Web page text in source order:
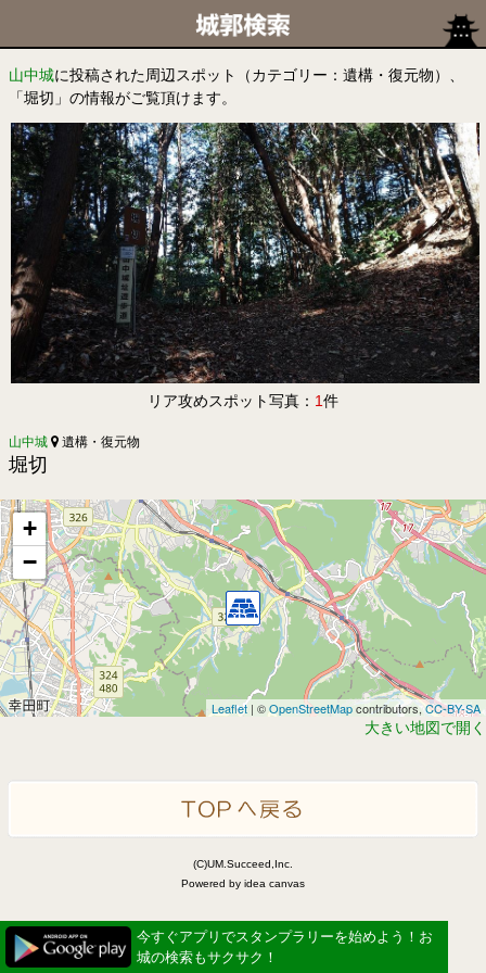
山中城に投稿された周辺スポット（カテゴリー：遺構・復元物）、
「堀切」の情報がご覧頂けます。
リア攻めスポット写真： 1件
山中城 遺構・復元物
堀切
+
−
Leaflet | ©OpenStreetMapcontributors,CC-BY-SA
大きい地図で開く
(C)UM.Succeed,Inc.
Powered by idea canvas
今すぐアプリでスタンプラリーを始めよう！お
城の検索もサクサク！